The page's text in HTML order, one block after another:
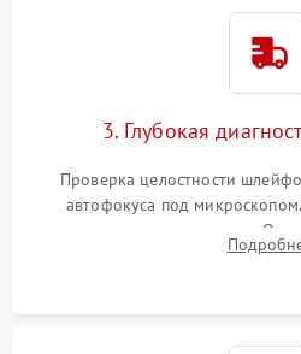
3. Глубокая
Проверка целостности
автофокуса под
электромагнитного привода.
от пыли, следов влаги и